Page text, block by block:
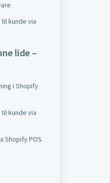
kunde via
lide –
i Shopify
kunde via
Shopify POS